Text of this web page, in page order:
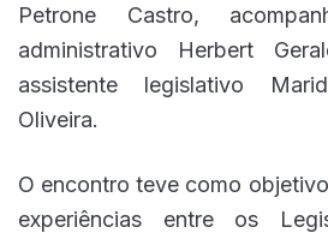
Petrone Castro,
administrativo Herbert
assistente legislativo
Oliveira.
O encontro teve como
experiências entre os